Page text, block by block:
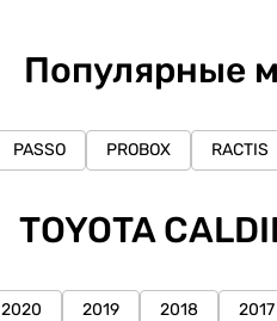
Популярные
PASSO PROBOX RACTIS
TOYOTA
2020 2019 2018 2017